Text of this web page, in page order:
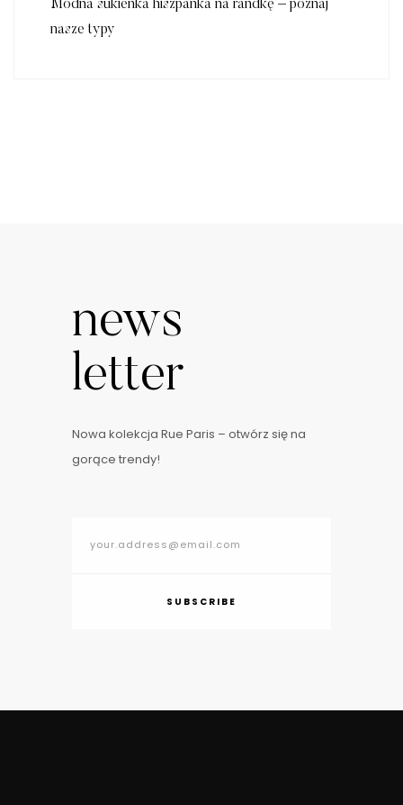
Modna sukienka hiszpanka na randkę – poznaj
nasze typy
news
letter
Nowa kolekcja Rue Paris – otwórz się na
gorące trendy!
SUBSCRIBE